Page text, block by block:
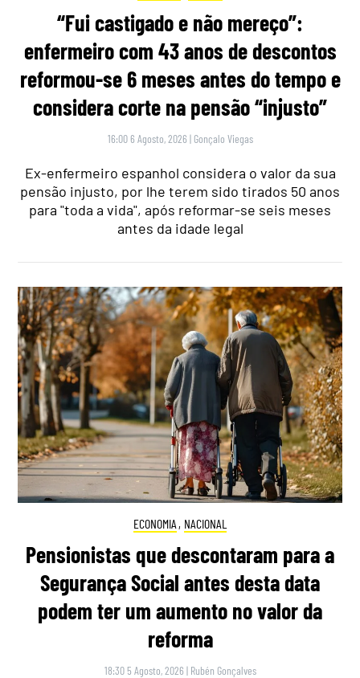
“Fui castigado e não mereço”:
enfermeiro com 43 anos de descontos
reformou-se 6 meses antes do tempo e
considera corte na pensão “injusto”
16:00 6 Agosto, 2026 | Gonçalo Viegas
Ex-enfermeiro espanhol considera o valor da sua
pensão injusto, por lhe terem sido tirados 50 anos
para "toda a vida", após reformar-se seis meses
antes da idade legal
ECONOMIA , NACIONAL
Pensionistas que descontaram para a
Segurança Social antes desta data
podem ter um aumento no valor da
reforma
18:30 5 Agosto, 2026 | Rubén Gonçalves